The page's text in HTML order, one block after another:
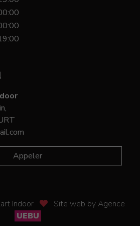
Appeler
Indoor
Site web by Agence
UEBU